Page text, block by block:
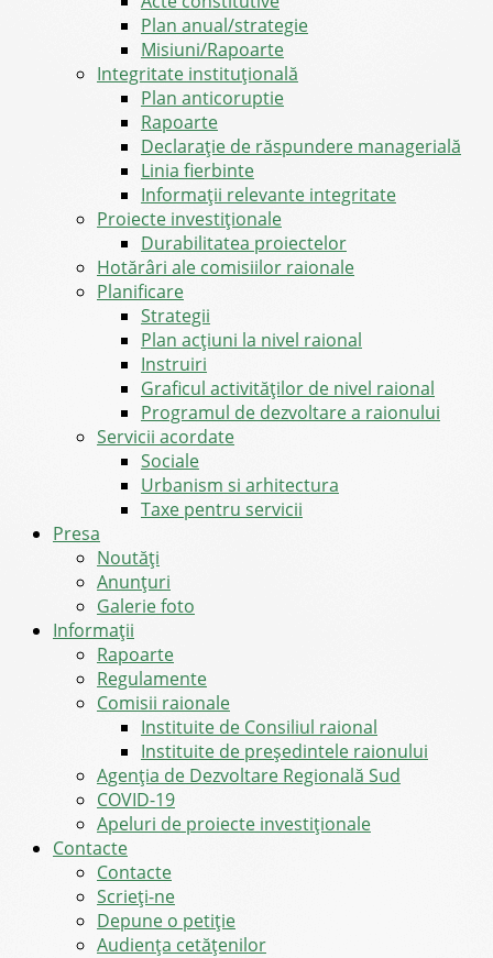
Plan anual/strategie
Misiuni/Rapoarte
Integritate instituțională
Plan anticoruptie
Rapoarte
Declarație de răspundere managerială
Linia fierbinte
Informații relevante integritate
Proiecte investiționale
Durabilitatea proiectelor
Hotărâri ale comisiilor raionale
Planificare
Strategii
Plan acțiuni la nivel raional
Instruiri
Graficul activităților de nivel raional
Programul de dezvoltare a raionului
Servicii acordate
Sociale
Urbanism si arhitectura
Taxe pentru servicii
Presa
Noutăţi
Anunţuri
Galerie foto
Informații
Rapoarte
Regulamente
Comisii raionale
Instituite de Consiliul raional
Instituite de președintele raionului
Agenția de Dezvoltare Regională Sud
COVID-19
Apeluri de proiecte investiționale
Contacte
Contacte
Scrieți-ne
Depune o petiție
Audiența cetățenilor